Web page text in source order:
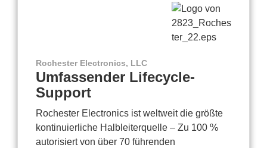
Rochester Electronics, LLC
Umfassender Lifecycle-
Support
Rochester Electronics ist weltweit die größte
kontinuierliche Halbleiterquelle – Zu 100 %
autorisiert von über 70 führenden